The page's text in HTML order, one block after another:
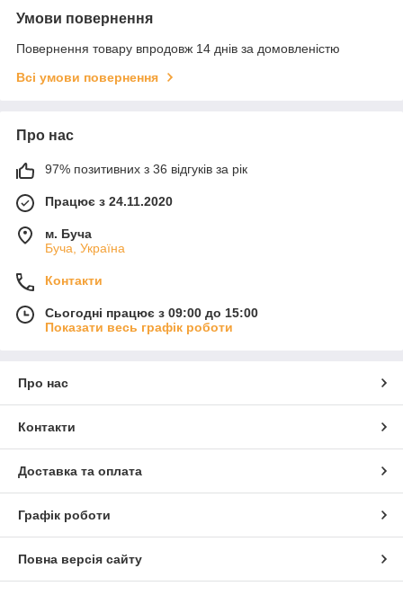
Умови повернення
Повернення товару впродовж 14 днів за домовленістю
Всі умови повернення
Про нас
97% позитивних з 36 відгуків за рік
Працює з 24.11.2020
м. Буча
Буча, Україна
Контакти
Сьогодні працює з 09:00 до 15:00
Показати весь графік роботи
Про нас
Контакти
Доставка та оплата
Графік роботи
Повна версія сайту